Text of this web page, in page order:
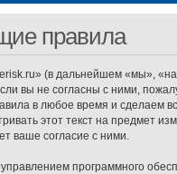
правила
(в дальнейшем «мы»,
вы не согласны с ними,
в любое время и сделаем
этот текст на предмет
ваше согласие с ними.
программного